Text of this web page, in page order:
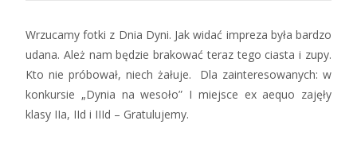
Wrzucamy fotki z Dnia Dyni. Jak widać impreza była bardzo
udana. Ależ nam będzie brakować teraz tego ciasta i zupy.
Kto nie próbował, niech żałuje. Dla zainteresowanych: w
konkursie „Dynia na wesoło” I miejsce ex aequo zajęły
klasy IIa, IId i IIId – Gratulujemy.